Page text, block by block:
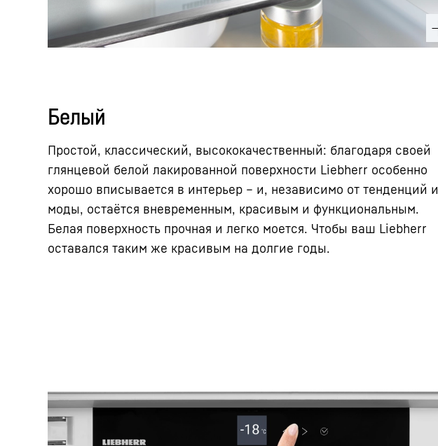
Белый
Простой, классический, высококачественный: благодаря своей
глянцевой белой лакированной поверхности Liebherr особенно
хорошо вписывается в интерьер – и, независимо от тенденций и
моды, остаётся вневременным, красивым и функциональным.
Белая поверхность прочная и легко моется. Чтобы ваш Liebherr
оставался таким же красивым на долгие годы.